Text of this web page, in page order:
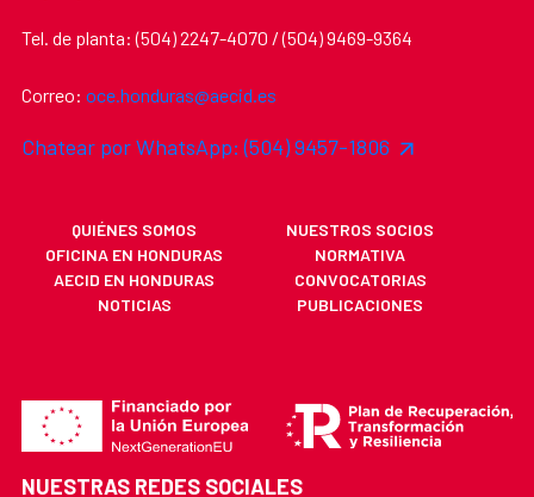
Tel. de planta: (504) 2247-4070 / (504) 9469-9364
Correo: oce.honduras@aecid.es
Chatear por WhatsApp: (504) 9457-1806
QUIÉNES SOMOS
NUESTROS SOCIOS
OFICINA EN HONDURAS
NORMATIVA
AECID EN HONDURAS
CONVOCATORIAS
NOTICIAS
PUBLICACIONES
NUESTRAS REDES SOCIALES